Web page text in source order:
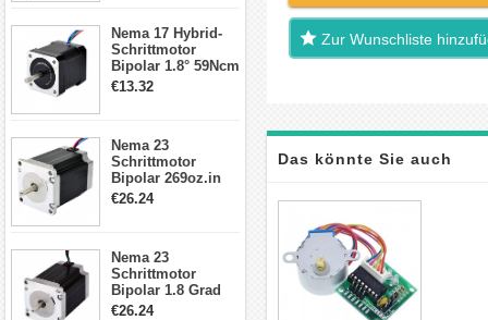
Schrittmotor
Nema 17 Hybrid-
Schrittmotor
Bipolar 1.8° 59Ncm
2A 4 Drähte mit 1m
€13.32
Nema 23
Schrittmotor
Bipolar 269oz.in
2,8A 57x57x76mm
€26.24
Nema 23
Schrittmotor
Bipolar 1.8 Grad
1.9Nm 3A 3.36V 4
€26.24
Zur Wunschliste
Das könnte Sie auch
interessieren